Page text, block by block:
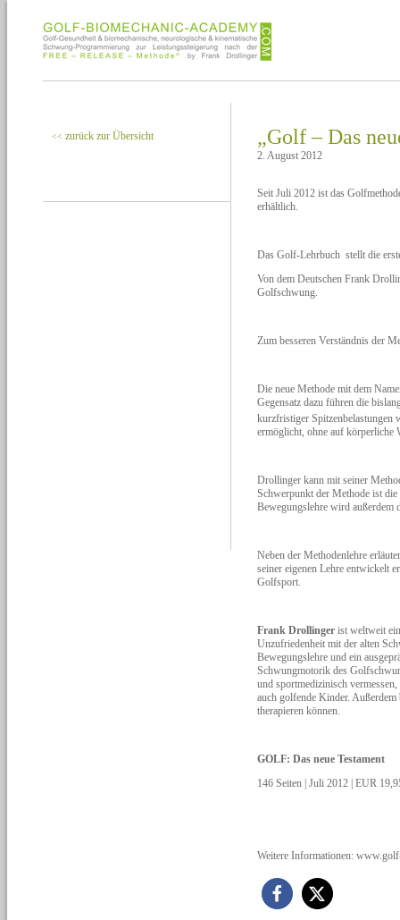
<< zurück zur Übersicht „Golf – Das
2. August 2012
Seit Juli 2012 ist das
erhältlich.
Das Golf-Lehrbuch stellt die
Von dem Deutschen Frank
Golfschwung.
Zum besseren Verständnis der
Die neue Methode mit dem
Gegensatz dazu führen die
kurzfristiger
ermöglicht, ohne auf körperliche
Drollinger kann mit seiner
Schwerpunkt der Methode ist
Bewegungslehre wird außerdem
Neben der Methodenlehre
seiner eigenen Lehre entwickelt
Golfsport.
Frank Drollinger ist weltweit
Unzufriedenheit mit der alten
Bewegungslehre und ein
Schwungmotorik des
und sportmedizinisch
auch golfende Kinder.
therapieren können.
GOLF: Das neue Testament
146 Seiten | Juli 2012 | EUR
Weitere Informationen: